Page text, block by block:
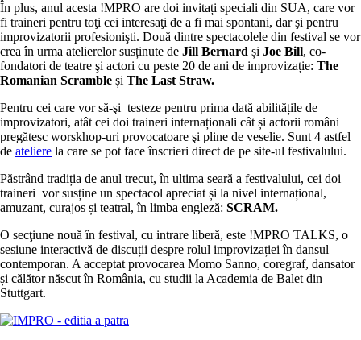
În plus, anul acesta !MPRO are doi invitați speciali din SUA, care vor
fi traineri pentru toţi cei interesaţi de a fi mai spontani, dar şi pentru
improvizatorii profesionişti. Două dintre spectacolele din festival se vor
crea în urma atelierelor susținute de Jill Bernard și Joe Bill, co-
fondatori de teatre şi actori cu peste 20 de ani de improvizație: The
Romanian Scramble și The Last Straw.
Pentru cei care vor să-şi testeze pentru prima dată abilitățile de
improvizatori, atât cei doi traineri internaționali cât și actorii români
pregătesc worskhop-uri provocatoare şi pline de veselie. Sunt 4 astfel
de ateliere la care se pot face înscrieri direct de pe site-ul festivalului.
Păstrând tradiția de anul trecut, în ultima seară a festivalului, cei doi
traineri vor susține un spectacol apreciat și la nivel internațional,
amuzant, curajos și teatral, în limba engleză: SCRAM.
O secţiune nouă în festival, cu intrare liberă, este !MPRO TALKS, o
sesiune interactivă de discuții despre rolul improvizației în dansul
contemporan. A acceptat provocarea Momo Sanno, coregraf, dansator
și călător născut în România, cu studii la Academia de Balet din
Stuttgart.